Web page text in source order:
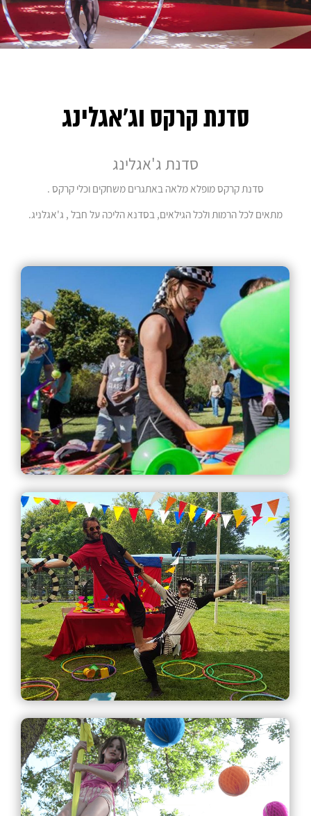
הסדנאות
סוואגו הפקת תוכן
רקדניות לאירועים
אקרובלאנס
סדנת קרקס וג'אגלינג
סדנת ג'אגלינג
סדנת קרקס מופלא מלאה באתגרים משחקים וכלי קרקס .
מתאים לכל הרמות ולכל הגילאים, בסדנא הליכה על חבל , ג'אגלניג.